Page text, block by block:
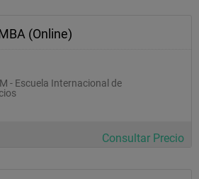
(Online)
- Escuela Internacional de
Consultar Precio